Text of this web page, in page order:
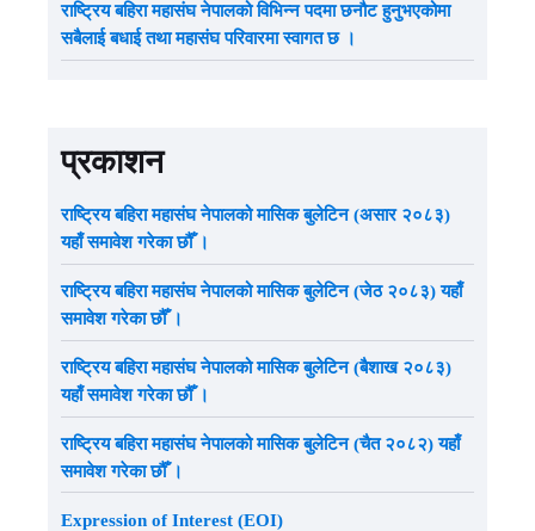
राष्ट्रिय बहिरा महासंघ नेपालको विभिन्न पदमा छनौट हुनुभएकोमा
सबैलाई बधाई तथा महासंघ परिवारमा स्वागत छ ।
प्रकाशन
राष्ट्रिय बहिरा महासंघ नेपालको मासिक बुलेटिन (असार २०८३)
यहाँ समावेश गरेका छौँ ।
राष्ट्रिय बहिरा महासंघ नेपालको मासिक बुलेटिन (जेठ २०८३) यहाँ
समावेश गरेका छौँ ।
राष्ट्रिय बहिरा महासंघ नेपालको मासिक बुलेटिन (बैशाख २०८३)
यहाँ समावेश गरेका छौँ ।
राष्ट्रिय बहिरा महासंघ नेपालको मासिक बुलेटिन (चैत २०८२) यहाँ
समावेश गरेका छौँ ।
Expression of Interest (EOI)